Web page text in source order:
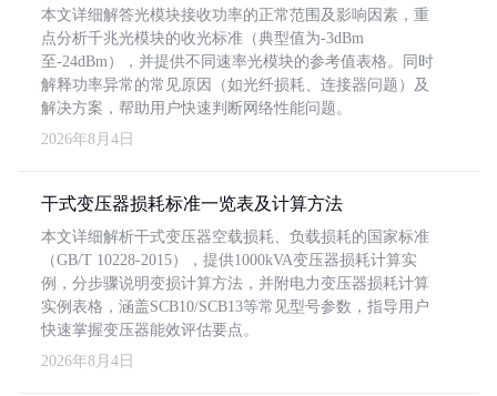
本文详细解答光模块接收功率的正常范围及影响因素，重
点分析千兆光模块的收光标准（典型值为-3dBm
至-24dBm），并提供不同速率光模块的参考值表格。同时
解释功率异常的常见原因（如光纤损耗、连接器问题）及
解决方案，帮助用户快速判断网络性能问题。
2026年8月4日
干式变压器损耗标准一览表及计算方法
本文详细解析干式变压器空载损耗、负载损耗的国家标准
（GB/T 10228-2015），提供1000kVA变压器损耗计算实
例，分步骤说明变损计算方法，并附电力变压器损耗计算
实例表格，涵盖SCB10/SCB13等常见型号参数，指导用户
快速掌握变压器能效评估要点。
2026年8月4日